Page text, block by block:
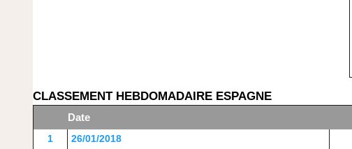
CLASSEMENT HEBDOMADAIRE ESPAGNE
Date
1
26/01/2018